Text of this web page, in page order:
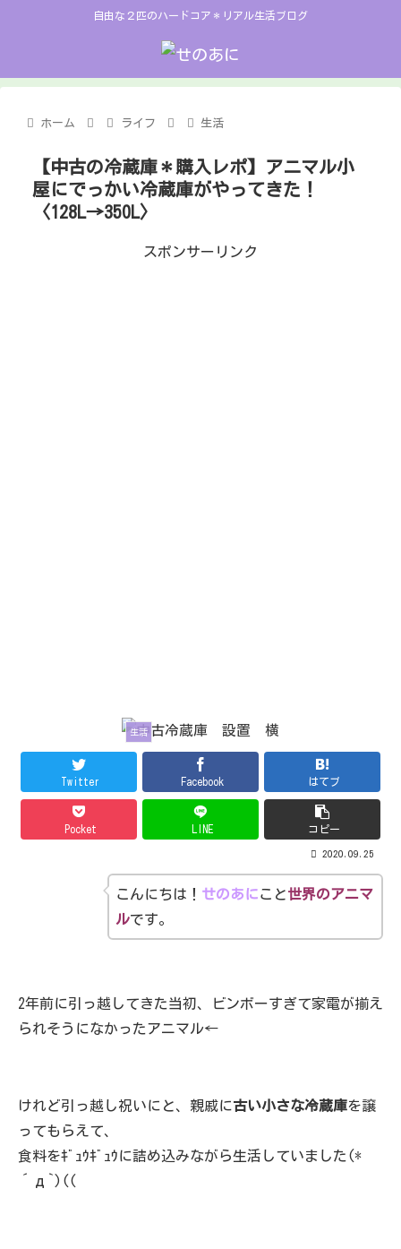
自由な２匹のハードコア＊リアル生活ブログ
ホーム ライフ 生活
【中古の冷蔵庫＊購入レポ】アニマル小
屋にでっかい冷蔵庫がやってきた！
〈128L→350L〉
スポンサーリンク
生活
Twitter Facebook はてブ
Pocket LINE コピー
2020.09.25
こんにちは！ せのあにこと世界のアニマ
ルです。
2年前に引っ越してきた当初、ビンボーすぎて家電が揃え
られそうになかったアニマル←
けれど引っ越し祝いにと、親戚に古い小さな冷蔵庫を譲
ってもらえて、
食料をｷﾞｭｳｷﾞｭｳに詰め込みながら生活していました(*
´д`)((